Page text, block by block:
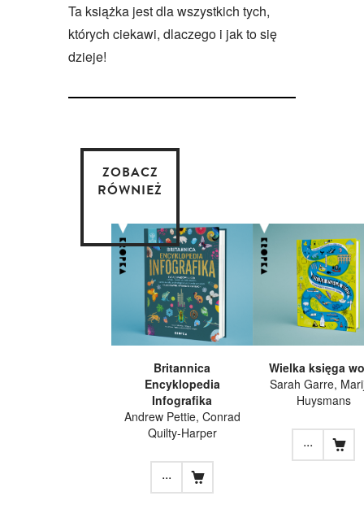
Ta książka jest dla wszystkich tych,
których ciekawi, dlaczego i jak to się
dzieje!
ZOBACZ
RÓWNIEŻ
Britannica
Encyklopedia
Infografika
Andrew Pettie, Conrad
Quilty-Harper
...
Wielka księga
Sarah Garre,
Huysmans
...